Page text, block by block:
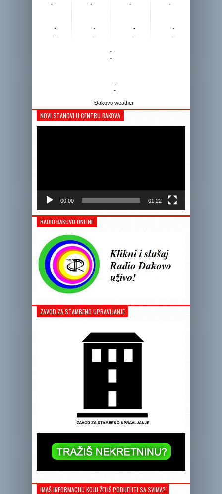
-
-
-
-
-
-
-
-
-
-
-
-
-
-
-
-
Đakovo weather
NOVI STANOVI U CENTRU ĐAKOVA
00:00 01:22
RADIO ĐAKOVO ONLINE
ZAVOD ZA STAMBENO UPRAVLJANJE
IMAŠ INFORMACIJU KOJU ŽELIŠ PODIJELITI SA SVIMA?